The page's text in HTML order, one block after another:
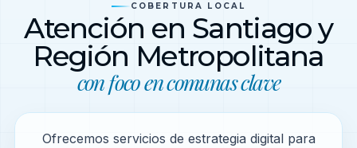
COBERTURA LOCAL
Atención en Santiago y
Región Metropolitana
con foco en comunas clave
Ofrecemos servicios de estrategia digital para